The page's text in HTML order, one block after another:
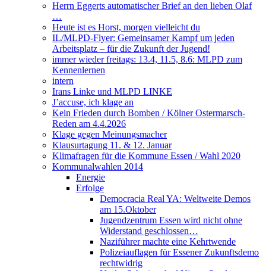
Herrn Eggerts automatischer Brief an den lieben Olaf
…
Heute ist es Horst, morgen vielleicht du
IL/MLPD-Flyer: Gemeinsamer Kampf um jeden
Arbeitsplatz – für die Zukunft der Jugend!
immer wieder freitags: 13.4, 11.5, 8.6: MLPD zum
Kennenlernen
intern
Irans Linke und MLPD LINKE
J’accuse, ich klage an
Kein Frieden durch Bomben / Kölner Ostermarsch-
Reden am 4.4.2026
Klage gegen Meinungsmacher
Klausurtagung 11. & 12. Januar
Klimafragen für die Kommune Essen / Wahl 2020
Kommunalwahlen 2014
Energie
Erfolge
Democracia Real YA: Weltweite Demos
am 15.Oktober
Jugendzentrum Essen wird nicht ohne
Widerstand geschlossen…
Naziführer machte eine Kehrtwende
Polizeiauflagen für Essener Zukunftsdemo
rechtwidrig